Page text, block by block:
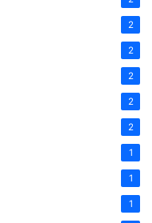
2
2
2
2
2
1
1
1